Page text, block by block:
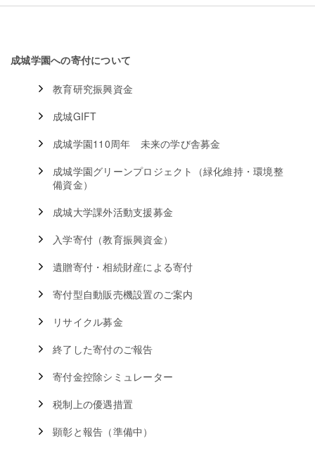
成城学園への寄付について
教育研究振興資金
成城GIFT
成城学園110周年 未来の学び舎募金
成城学園グリーンプロジェクト（緑化維持・環境整
備資金）
成城大学課外活動支援募金
入学寄付（教育振興資金）
遺贈寄付・相続財産による寄付
寄付型自動販売機設置のご案内
リサイクル募金
終了した寄付のご報告
寄付金控除シミュレーター
税制上の優遇措置
顕彰と報告（準備中）